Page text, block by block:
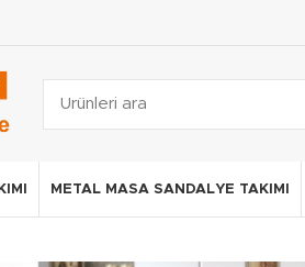
METAL MASA SANDALYE TAKIMI